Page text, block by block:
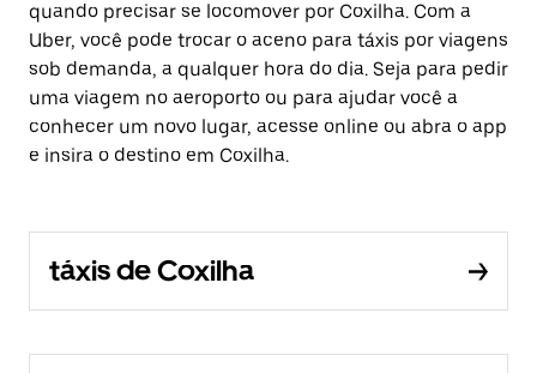
quando precisar se locomover por Coxilha. Com a
Uber, você pode trocar o aceno para táxis por viagens
sob demanda, a qualquer hora do dia. Seja para pedir
uma viagem no aeroporto ou para ajudar você a
conhecer um novo lugar, acesse online ou abra o app
e insira o destino em Coxilha.
táxis de Coxilha